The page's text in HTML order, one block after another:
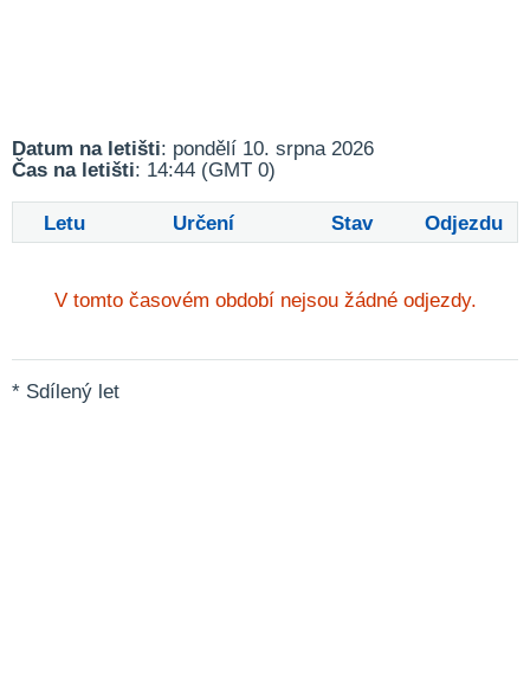
Datum na letišti: pondělí 10. srpna 2026
Čas na letišti: 14:44 (GMT 0)
Letu Určení Stav Odjezdu
V tomto časovém období nejsou žádné odjezdy.
* Sdílený let